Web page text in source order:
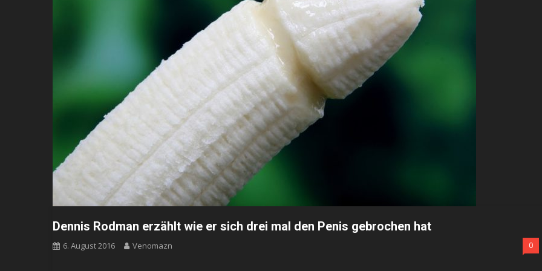
Dennis Rodman erzählt wie er sich drei mal den Penis gebrochen hat
6. August 2016 Venomazn 0